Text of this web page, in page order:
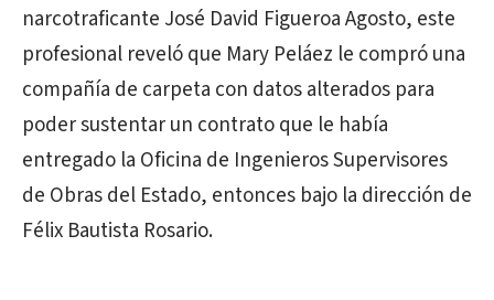
narcotraficante José David Figueroa Agosto, este
profesional reveló que Mary Peláez le compró una
compañía de carpeta con datos alterados para
poder sustentar un contrato que le había
entregado la Oficina de Ingenieros Supervisores
de Obras del Estado, entonces bajo la dirección de
Félix Bautista Rosario.